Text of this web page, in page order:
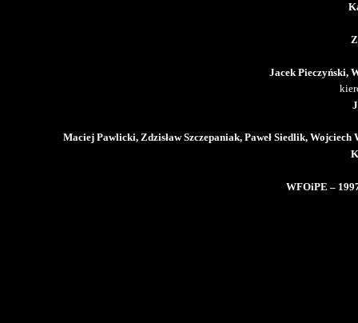
Jacek Pieczyński,
Maciej Pawlicki, Zdzisław Szczepaniak, Paweł Siedlik,
WFOiPE –